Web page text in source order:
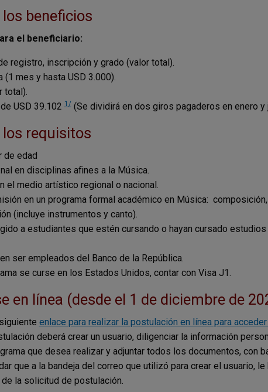
beneficios
el beneficiario:
registro, inscripción y grado (valor total).
mes y hasta USD 3.000).
total).
USD 39.1021/(Se dividirá en dos giros pagaderos en enero y
los requisitos
de edad
en disciplinas afines a la Música.
el medio artístico regional o nacional.
en un programa formal académico en Música:
(incluye instrumentos y canto).
a estudiantes que estén cursando o hayan cursado
ser empleados del Banco de la República.
se curse en los Estados Unidos, contar con Visa J1.
en línea (desde el 1 de diciembre de
enlace para realizar la postulación en línea para
deberá crear un usuario, diligenciar la información
que desea realizar y adjuntar todos los documentos, con
que a la bandeja del correo que utilizó para crear el usuario, le
la solicitud de postulación.